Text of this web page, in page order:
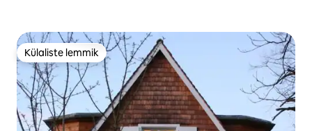
Külaliste lemmik
Külaliste lemmik